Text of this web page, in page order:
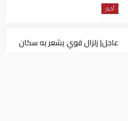
أخبار
عاجل| زلزال قوي يشعر به سكان